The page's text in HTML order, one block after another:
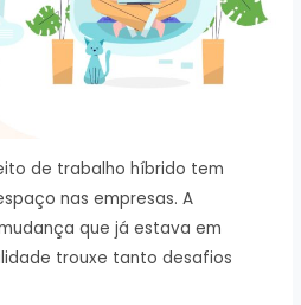
de trabalho híbrido tem
nas empresas. A
que já estava em
trouxe tanto desafios